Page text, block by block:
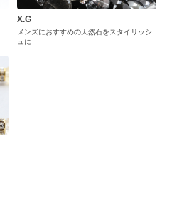
X.G
メンズにおすすめの天然石をスタイリッシ
ュに